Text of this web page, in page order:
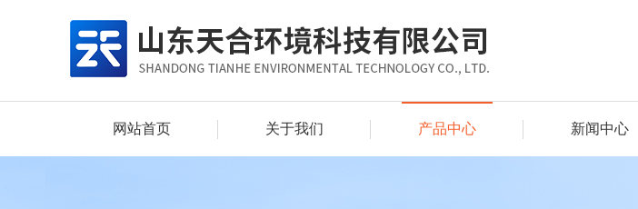
网站首页 关于我们 产品中心 新闻中心